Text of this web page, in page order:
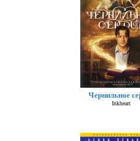
Чернильное
Inkheart